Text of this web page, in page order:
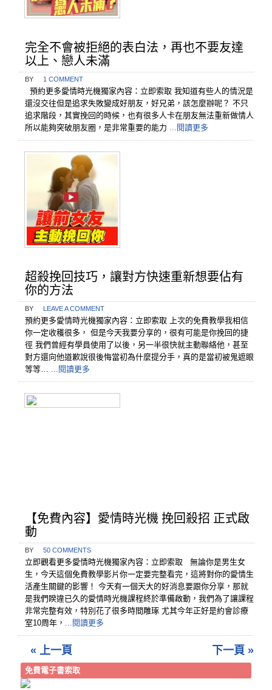
完全不會被拒絕的表白法，再也不要友達
以上、戀人未滿
BY 1 COMMENT
預約更多愛情時光機獨家內容：立即索取 我知道有些人的情況是
還沒交往但是追求失敗變成好朋友，好兄弟，該怎麼辦呢？ 不只
追求階段，其實挽回的時候，也有很多人卡在朋友無法重新做情人
所以能夠突破朋友圈，是非常重要的能力 ...閱讀更多
超殺挽回技巧，讓對方快速重新想要佔有
你的方法
BY LEAVE A COMMENT
預約更多愛情時光機獨家內容：立即索取 上次的免費教學我相信
你一定收穫很多， 但是今天我要分享的，很有可能是你挽回的捷
徑 我們曾經有學員使用了以後，另一半很快就主動聯絡他，甚至
對方還向他道歉說很後悔當初為什麼提分手，真的是當初被鬼遮眼
等等… ...閱讀更多
【免費內容】愛情時光機 挽回殺招 正式啟
動
BY 50 COMMENTS
立即觀看更多愛情時光機獨家內容：立即索取 無論你是男生女
生，今天這個免費教學影片你一定要完整看完，這將對你的愛情生
活產生關鍵的影響！ 今天有一個天大的好消息要跟你分享，那就
是我們睽違已久的愛情時光機課程終於準備啟動，我們為了讓課程
非常完整有效，特別花了很多時間雕琢 尤其今年正好是約會診療
室10周年，
...閱讀更多
« 上一頁 下一頁 »
免費電子書索取